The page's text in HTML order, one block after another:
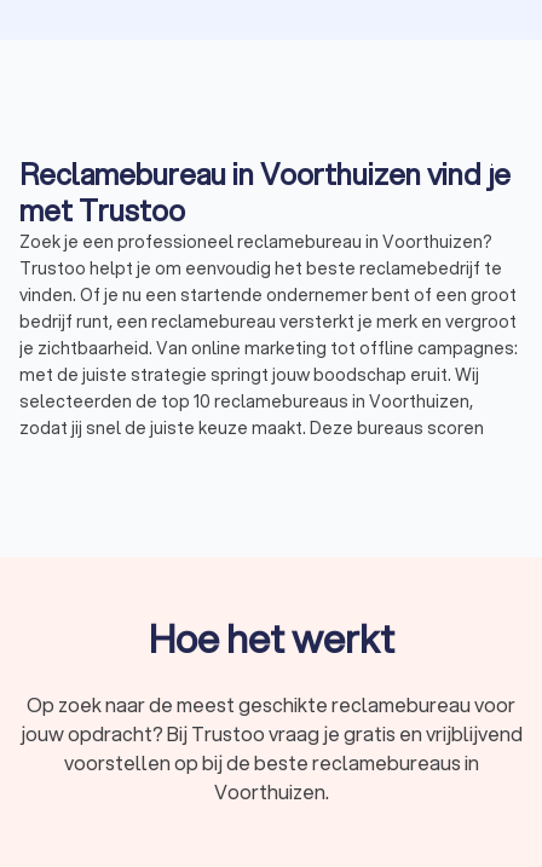
Reclamebureau in Voorthuizen vind je
met Trustoo
Zoek je een professioneel reclamebureau in Voorthuizen?
Trustoo helpt je om eenvoudig het beste reclamebedrijf te
vinden. Of je nu een startende ondernemer bent of een groot
bedrijf runt, een reclamebureau versterkt je merk en vergroot
je zichtbaarheid. Van online marketing tot offline campagnes:
met de juiste strategie springt jouw boodschap eruit. Wij
selecteerden de top 10 reclamebureaus in Voorthuizen,
zodat jij snel de juiste keuze maakt. Deze bureaus scoren
reclamecampagnes uit voor bedrijven en organisaties. Wil je
een nieuw product lanceren, je naamsbekendheid vergroten
reclamebureau je met de juiste strategie. De beste bureaus
in Voorthuizen combineren creativiteit met data en
technologie om effectieve campagnes te ontwikkelen.
Hoe het werkt
Op zoek naar de meest geschikte reclamebureau voor
jouw opdracht? Bij Trustoo vraag je gratis en vrijblijvend
voorstellen op bij de beste reclamebureaus in
Voorthuizen.